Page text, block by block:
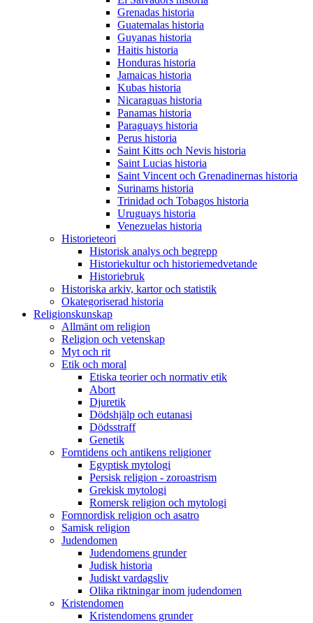
Grenadas historia
Guatemalas historia
Guyanas historia
Haitis historia
Honduras historia
Jamaicas historia
Kubas historia
Nicaraguas historia
Panamas historia
Paraguays historia
Perus historia
Saint Kitts och Nevis historia
Saint Lucias historia
Saint Vincent och Grenadinernas historia
Surinams historia
Trinidad och Tobagos historia
Uruguays historia
Venezuelas historia
Historieteori
Historisk analys och begrepp
Historiekultur och historiemedvetande
Historiebruk
Historiska arkiv, kartor och statistik
Okategoriserad historia
Religionskunskap
Allmänt om religion
Religion och vetenskap
Myt och rit
Etik och moral
Etiska teorier och normativ etik
Abort
Djuretik
Dödshjälp och eutanasi
Dödsstraff
Genetik
Forntidens och antikens religioner
Egyptisk mytologi
Persisk religion - zoroastrism
Grekisk mytologi
Romersk religion och mytologi
Fornnordisk religion och asatro
Samisk religion
Judendomen
Judendomens grunder
Judisk historia
Judiskt vardagsliv
Olika riktningar inom judendomen
Kristendomen
Kristendomens grunder